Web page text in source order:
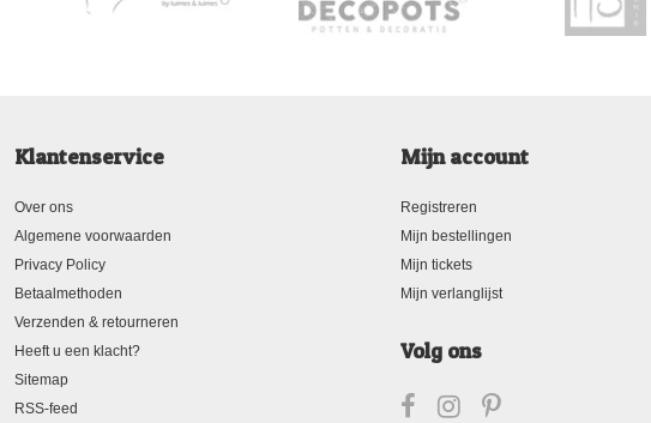
Klantenservice
Over ons
Algemene voorwaarden
Privacy Policy
Betaalmethoden
Verzenden & retourneren
Heeft u een klacht?
Sitemap
RSS-feed
Mijn account
Registreren
Mijn bestellingen
Mijn tickets
Mijn verlanglijst
Volg ons